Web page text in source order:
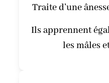
Traite d’une
Ils apprennent
les mâles